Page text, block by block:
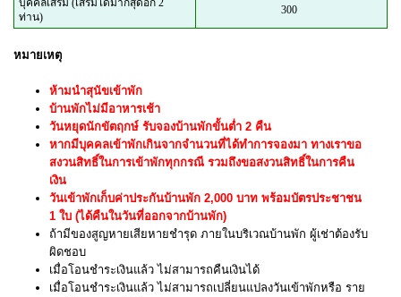
บุคคลเสริม (เสริมได้มากสุดอีก 2
ท่าน)
300
หมายเหตุ
ห้ามนำสุนัขเข้าพัก
บ้านพักไม่มีอาหารเช้า
วันหยุดนักขัตฤกษ์ รับจองบ้านพักขั้นต่ำ 2 คืน
หากมีบุคคลเข้าพักเกินจากจำนวนที่ได้ทำการจองมา ทางเราขอ
สงวนสิทธิ์ในการเข้าพักทุกกรณี รวมถึงขอสงวนสิทธิ์ในการคืน
เงิน
วันเข้าพักเก็บค่าประกันบ้านพัก 2,000 บาท พร้อมบัตรประชาชน
1 ใบ (ได้คืนในวันที่ออกจากบ้านพัก)
ถ้ามีของสูญหายเสียหายชำรุด ภายในบริเวณบ้านพัก ผู้เช่าต้องรับ
ผิดชอบ
เมื่อโอนชำระเงินแล้ว ไม่สามารถคืนเงินได้
เมื่อโอนชำระเงินแล้ว ไม่สามารถเปลี่ยนแปลงวันเข้าพักหรือ ราย